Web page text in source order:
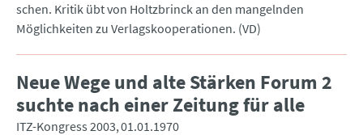
schen. Kritik übt von Holtzbrinck an den mangelnden
Möglichkeiten zu Verlagskooperationen. (VD)
Neue Wege und alte Stärken Forum 2
suchte nach einer Zeitung für alle
ITZ-Kongress 2003 01.01.1970